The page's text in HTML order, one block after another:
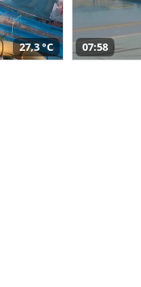
27,3 °C 07:58